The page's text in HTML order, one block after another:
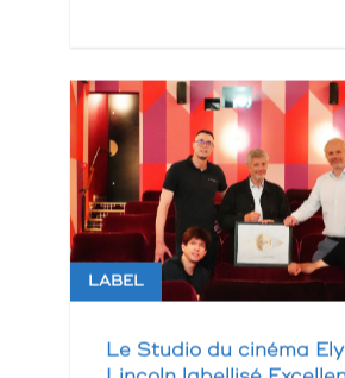
LABEL
Le Studio du cinéma